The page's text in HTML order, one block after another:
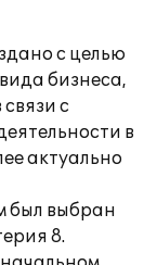
с целью
бизнеса,
с
в
актуально
был выбран
8.